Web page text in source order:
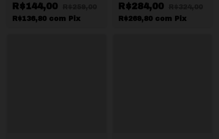
R$144,00
R$136,80 com Pix
R$284,00
R$269,80 com Pix